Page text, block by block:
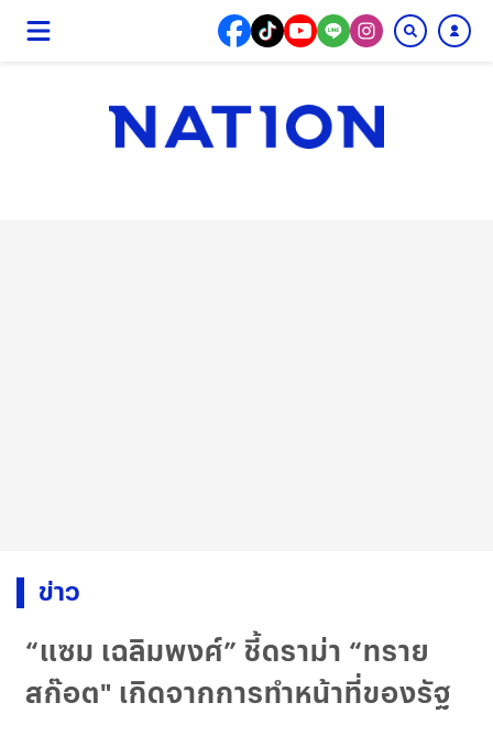
ข่าว
“แซม เฉลิมพงศ์” ชี้ดราม่า “ทราย
สก๊อต" เกิดจากการทำหน้าที่ของรัฐ